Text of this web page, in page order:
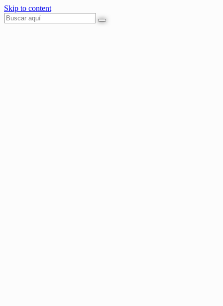
Skip to content